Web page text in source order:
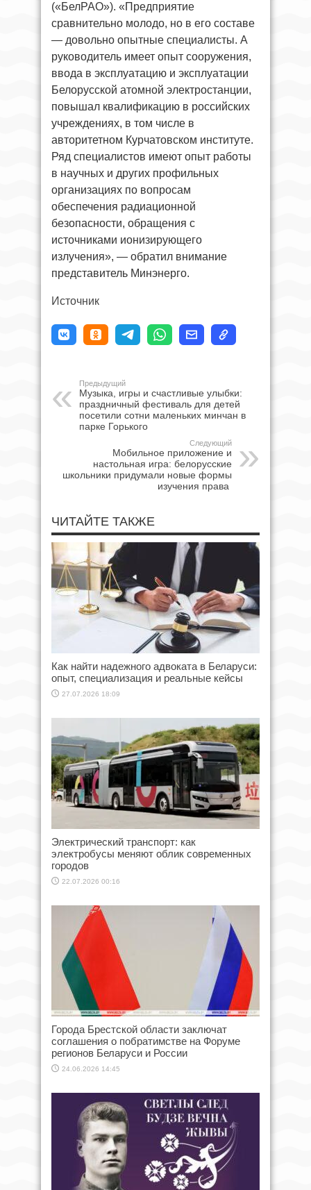
(«БелРАО»). «Предприятие
сравнительно молодо, но в его составе
— довольно опытные специалисты. А
руководитель имеет опыт сооружения,
ввода в эксплуатацию и эксплуатации
Белорусской атомной электростанции,
повышал квалификацию в российских
учреждениях, в том числе в
авторитетном Курчатовском институте.
Ряд специалистов имеют опыт работы
в научных и других профильных
организациях по вопросам
обеспечения радиационной
безопасности, обращения с
источниками ионизирующего
излучения», — обратил внимание
представитель Минэнерго.
Источник
Предыдущий
Музыка, игры и счастливые улыбки:
праздничный фестиваль для детей
посетили сотни маленьких минчан в
парке Горького
Следующий
Мобильное приложение и
настольная игра: белорусские
школьники придумали новые формы
изучения права
ЧИТАЙТЕ ТАКЖЕ
Как найти надежного адвоката в Беларуси:
опыт, специализация и реальные кейсы
27.07.2026 18:09
Электрический транспорт: как
электробусы меняют облик современных
городов
22.07.2026 00:16
Города Брестской области заключат
соглашения о побратимстве на Форуме
регионов Беларуси и России
24.06.2026 14:45